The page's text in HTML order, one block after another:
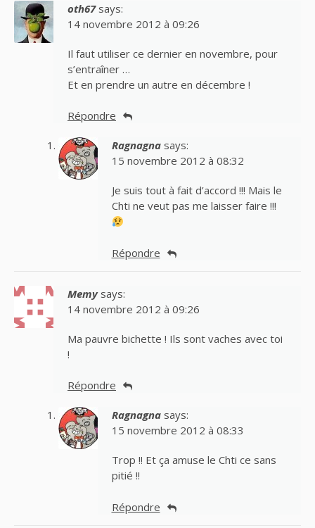
oth67 says:
14 novembre 2012 à 09:26
Il faut utiliser ce dernier en novembre, pour
s’entraîner …
Et en prendre un autre en décembre !
Répondre
Ragnagna says:
15 novembre 2012 à 08:32
Je suis tout à fait d’accord !!! Mais le
Chti ne veut pas me laisser faire !!!
Répondre
Memy says:
14 novembre 2012 à 09:26
Ma pauvre bichette ! Ils sont vaches avec toi
!
Répondre
Ragnagna says:
15 novembre 2012 à 08:33
Trop !! Et ça amuse le Chti ce sans
pitié !!
Répondre